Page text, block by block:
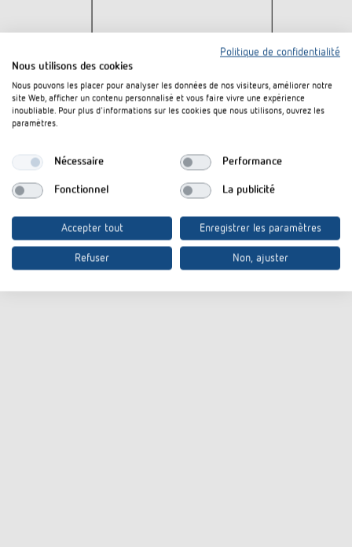
3D
Politique de confidentialité
Nous utilisons des cookies
Nous pouvons les placer pour analyser les données de nos visiteurs, améliorer notre
site Web, afficher un contenu personnalisé et vous faire vivre une expérience
inoubliable. Pour plus d'informations sur les cookies que nous utilisons, ouvrez les
paramètres.
Nécessaire Performance
Fonctionnel La publicité
Accepter tout Enregistrer les paramètres
Refuser Non, ajuster